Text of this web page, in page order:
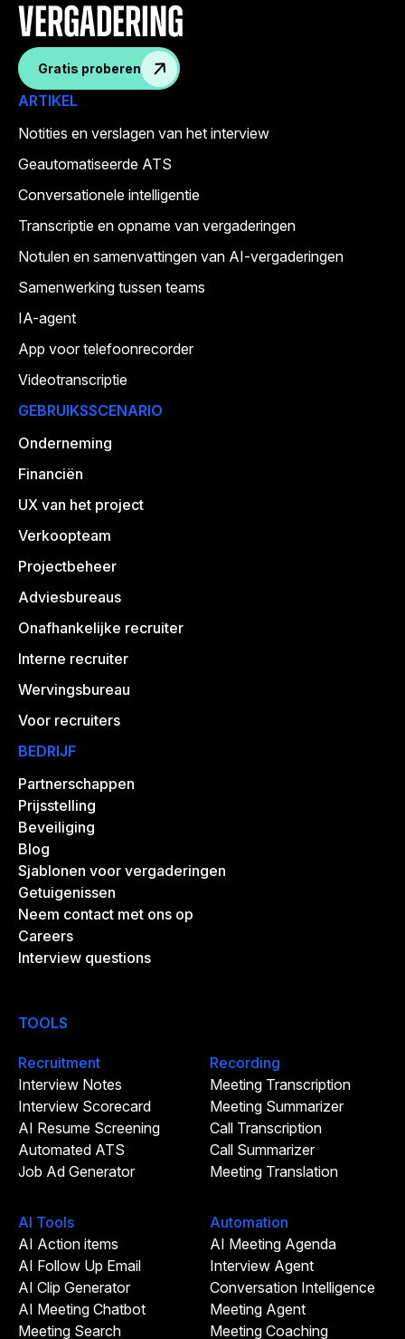
vergadering
Gratis proberen
ARTIKEL
Notities en verslagen van het interview
Geautomatiseerde ATS
Conversationele intelligentie
Transcriptie en opname van vergaderingen
Notulen en samenvattingen van AI-vergaderingen
Samenwerking tussen teams
IA-agent
App voor telefoonrecorder
Videotranscriptie
GEBRUIKSSCENARIO
Onderneming
Financiën
UX van het project
Verkoopteam
Projectbeheer
Adviesbureaus
Onafhankelijke recruiter
Interne recruiter
Wervingsbureau
Voor recruiters
BEDRIJF
Partnerschappen
Prijsstelling
Beveiliging
Blog
Sjablonen voor vergaderingen
Getuigenissen
Neem contact met ons op
Careers
Interview questions
TOOLS
Recruitment
Interview Notes
Interview Scorecard
AI Resume Screening
Automated ATS
Job Ad Generator
Recording
Meeting Transcription
Meeting Summarizer
Call Transcription
Call Summarizer
Meeting Translation
AI Tools
AI Action items
AI Follow Up Email
AI Clip Generator
AI Meeting Chatbot
Meeting Search
Automation
AI Meeting Agenda
Interview Agent
Conversation Intelligence
Meeting Agent
Meeting Coaching